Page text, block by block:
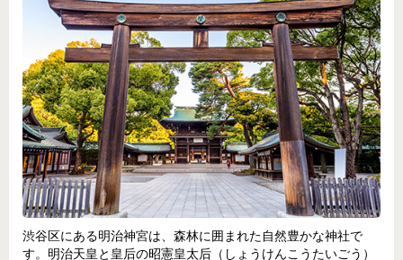
渋谷区にある明治神宮は、森林に囲まれた自然豊かな神社で
す。明治天皇と皇后の昭憲皇太后（しょうけんこうたいごう）